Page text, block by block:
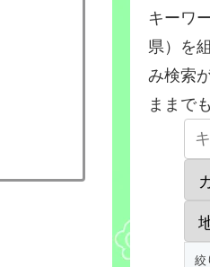
キーワ
県）を
み検索
ままで